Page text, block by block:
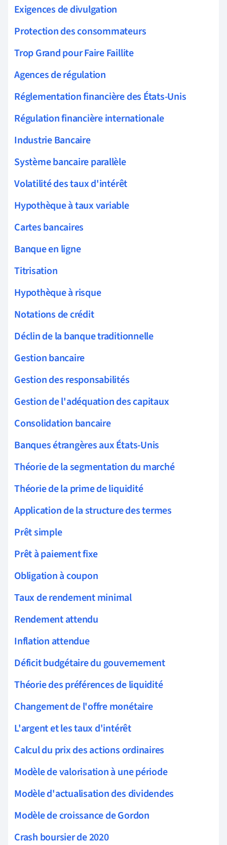
Exigences de divulgation
Protection des consommateurs
Trop Grand pour Faire Faillite
Agences de régulation
Réglementation financière des États-Unis
Régulation financière internationale
Industrie Bancaire
Système bancaire parallèle
Volatilité des taux d'intérêt
Hypothèque à taux variable
Cartes bancaires
Banque en ligne
Titrisation
Hypothèque à risque
Notations de crédit
Déclin de la banque traditionnelle
Gestion bancaire
Gestion des responsabilités
Gestion de l'adéquation des capitaux
Consolidation bancaire
Banques étrangères aux États-Unis
Théorie de la segmentation du marché
Théorie de la prime de liquidité
Application de la structure des termes
Prêt simple
Prêt à paiement fixe
Obligation à coupon
Taux de rendement minimal
Rendement attendu
Inflation attendue
Déficit budgétaire du gouvernement
Théorie des préférences de liquidité
Changement de l'offre monétaire
L'argent et les taux d'intérêt
Calcul du prix des actions ordinaires
Modèle de valorisation à une période
Modèle d'actualisation des dividendes
Modèle de croissance de Gordon
Crash boursier de 2020